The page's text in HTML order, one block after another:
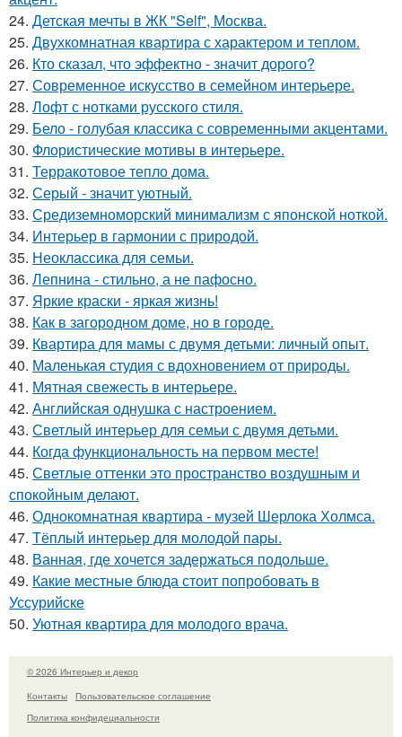
24. Детская мечты в ЖК "Self", Москва.
25. Двухкомнатная квартира с характером и теплом.
26. Кто сказал, что эффектно - значит дорого?
27. Современное искусство в семейном интерьере.
28. Лофт с нотками русского стиля.
29. Бело - голубая классика с современными акцентами.
30. Флористические мотивы в интерьере.
31. Терракотовое тепло дома.
32. Серый - значит уютный.
33. Средиземноморский минимализм с японской ноткой.
34. Интерьер в гармонии с природой.
35. Неоклассика для семьи.
36. Лепнина - стильно, а не пафосно.
37. Яркие краски - яркая жизнь!
38. Как в загородном доме, но в городе.
39. Квартира для мамы с двумя детьми: личный опыт.
40. Маленькая студия с вдохновением от природы.
41. Мятная свежесть в интерьере.
42. Английская однушка с настроением.
43. Светлый интерьер для семьи с двумя детьми.
44. Когда функциональность на первом месте!
45. Светлые оттенки это пространство воздушным и
спокойным делают.
46. Однокомнатная квартира - музей Шерлока Холмса.
47. Тёплый интерьер для молодой пары.
48. Ванная, где хочется задержаться подольше.
49. Какие местные блюда стоит попробовать в
Уссурийске
50. Уютная квартира для молодого врача.
© 2026 Интерьер и декор
Контакты
Пользовательское соглашение
Политика конфидециальности